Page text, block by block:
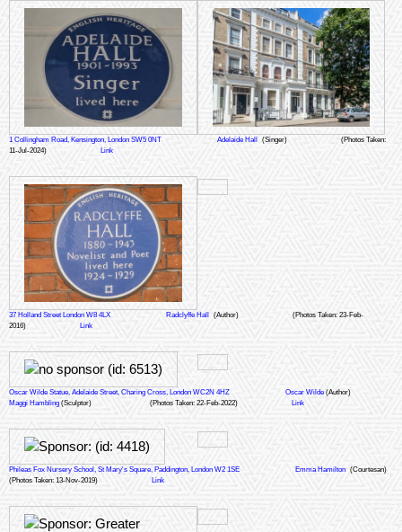
1 Collingham Road, Kensington, London SW5 0NT Adelaide Hall (Singer)
(Photos Taken:
11-Jul-2024)
Link
37 Holland Street London W8 4LX Radclyffe Hall (Author)
(Photos Taken: 23-Feb-
2016)
Link
Oscar Wilde Statue, Adelaide Street, Charing Cross, London WC2N 4HZ Oscar Wilde (Author)
Maggi Hambling (Sculptor) (Photos Taken: 22-Feb-2022) Link
Phileas Fox Nursery School, St Mary's Square, Paddington, London W2 1SE Emma Hamilton (Courtesan)
(Photos Taken: 13-Nov-2019)
Link